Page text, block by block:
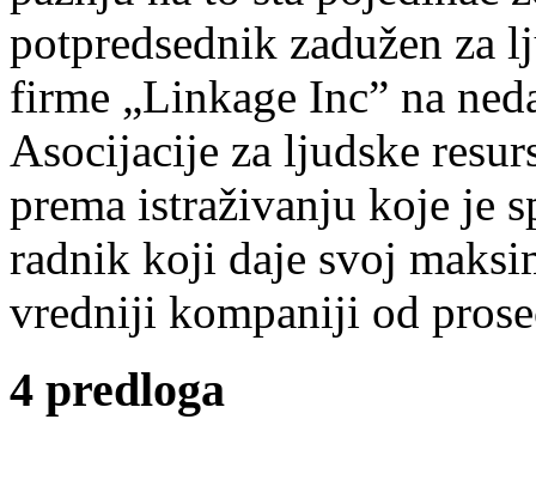
potpredsednik zadužen za
firme „Linkage Inc” na
Asocijacije za ljudske
prema istraživanju koje je
radnik koji daje svoj
vredniji kompaniji od
4 predloga